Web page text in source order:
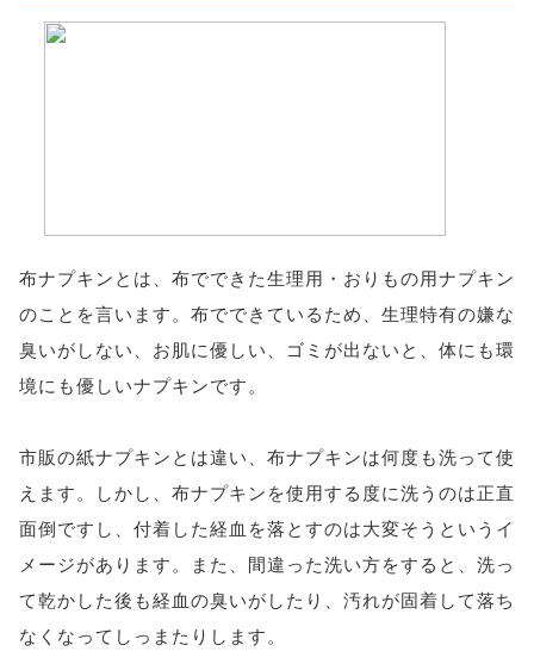
布ナプキンとは、布でできた生理用・おりもの用ナプキン
のことを言います。布でできているため、生理特有の嫌な
臭いがしない、お肌に優しい、ゴミが出ないと、体にも環
境にも優しいナプキンです。
市販の紙ナプキンとは違い、布ナプキンは何度も洗って使
えます。しかし、布ナプキンを使用する度に洗うのは正直
面倒ですし、付着した経血を落とすのは大変そうというイ
メージがあります。また、間違った洗い方をすると、洗っ
て乾かした後も経血の臭いがしたり、汚れが固着して落ち
なくなってしっまたりします。